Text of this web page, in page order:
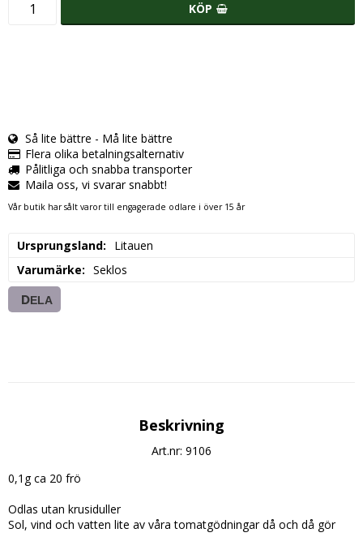
KÖP
Så lite bättre - Må lite bättre
Flera olika betalningsalternativ
Pålitliga och snabba transporter
Maila oss, vi svarar snabbt!
Vår butik har sålt varor till engagerade odlare i över 15 år
Ursprungsland
Litauen
Varumärke
Seklos
DELA
Beskrivning
Art.nr: 9106
0,1g ca 20 frö
Odlas utan krusiduller
Sol, vind och vatten lite av våra tomatgödningar då och då gör